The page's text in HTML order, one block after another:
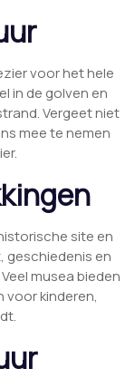
voor het hele
in de golven en
Vergeet niet
mee te nemen
site en
geschiedenis en
musea bieden
voor kinderen,